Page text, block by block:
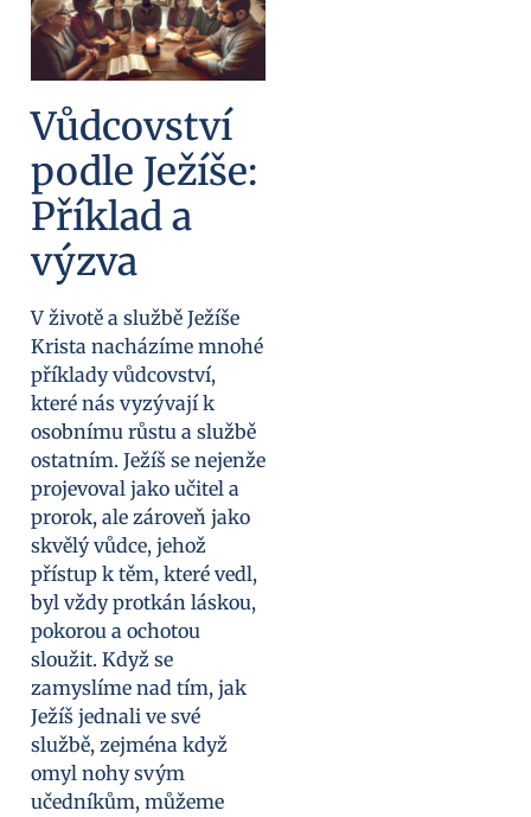
Vůdcovství
podle Ježíše:
Příklad a
výzva
V životě a službě Ježíše
Krista nacházíme mnohé
příklady vůdcovství,
které nás vyzývají k
osobnímu růstu a službě
ostatním. Ježíš se nejenže
projevoval jako učitel a
prorok, ale zároveň jako
skvělý vůdce, jehož
přístup k těm, které vedl,
byl vždy protkán láskou,
pokorou a ochotou
sloužit. Když se
zamyslíme nad tím, jak
Ježíš jednali ve své
službě, zejména když
omyl nohy svým
učedníkům, můžeme